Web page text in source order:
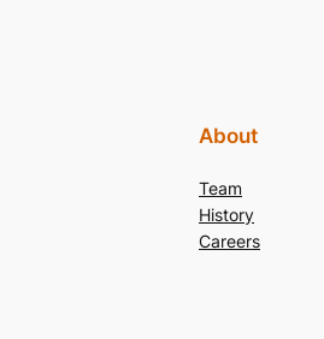
About
Team
History
Careers